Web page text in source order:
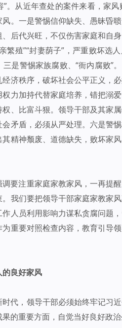
”。从近年查处的案件来看，家
。一是警惕信仰缺失、愚昧昏
后代兴旺，不仅伤害家庭和自
繁殖”“封妻荫子”，严重败坏选
是警惕家族腐败、“衙内腐败”
济秩序，破坏社会公平正义，
力加持代替家庭培养，错把溺
、比富斗狠。领导干部及其家
矛盾，必须从严处理。六是警
精神颓废、道德缺失，败坏家
要注重家庭家教家风，一再提
我们要把领导干部家庭家教家
人员利用影响力谋私贪腐问题
重要对照检查内容，教育引导
良好家风
代，领导干部必须始终牢记习
的重要方面，自觉当好良好政